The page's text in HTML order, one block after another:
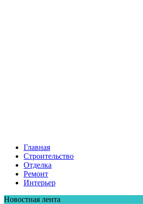
Главная
Строительство
Отделка
Ремонт
Интерьер
Новостная лента